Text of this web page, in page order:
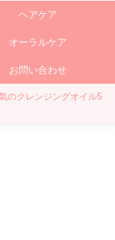
ヘアケア
オーラルケア
お問い合わせ
のクレンジングオイル5